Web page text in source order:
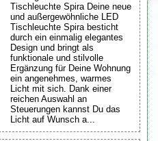
Tischleuchte Spira Deine neue
und außergewöhnliche LED
Tischleuchte Spira besticht
durch ein einmalig elegantes
Design und bringt als
funktionale und stilvolle
Ergänzung für Deine Wohnung
ein angenehmes, warmes
Licht mit sich. Dank einer
reichen Auswahl an
Steuerungen kannst Du das
Licht auf Wunsch a...